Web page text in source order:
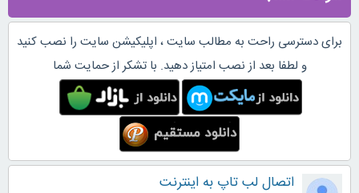
برای دسترسی راحت به مطالب سایت ، اپلیکیشن سایت را نصب کنید
و لطفا بعد از نصب امتیاز دهید. با تشکر از حمایت شما
اتصال لب تاپ به اینترنت